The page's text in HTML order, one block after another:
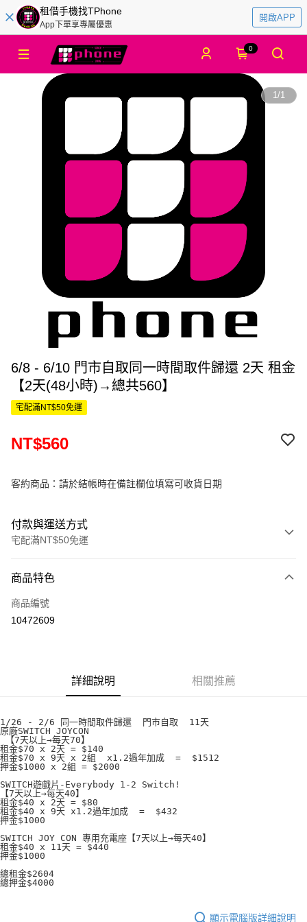
租借手機找TPhone
App下單享專屬優惠
開啟APP
0
1/1
6/8 - 6/10 門市自取同一時間取件歸還 2天 租金
【2天(48小時)→總共560】
宅配滿NT$50免運
NT$560
客約商品：請於結帳時在備註欄位填寫可收貨日期
付款與運送方式
宅配滿NT$50免運
信用卡一次付款
信用卡分期付款
上海商業儲蓄銀行
台北富邦商業銀行
國泰世華商業銀行
匯豐（台灣）商業銀行
華泰商業銀行
聯邦商業銀行
元大商業銀行
永豐商業銀行
玉山商業銀行
台新國際商業銀行
中國信託商業銀行
台灣樂天信用卡公司
合作金庫商業銀行
第一商業銀行
國泰世華商業銀行
兆豐國際商業銀行
臺灣中小企業銀行
匯豐（台灣）商業銀行
聯邦商業銀行
遠東國際商業銀行
玉山商業銀行
星展（台灣）商業銀行
台新國際商業銀行
台灣樂天信用卡公司
悠遊付
ATM付款
運送方式
無
商品特色
商品編號
10472609
詳細說明 相關推薦
1/26 - 2/6 同一時間取件歸還  門市自取  11天
原廠SWITCH JOYCON
【7天以上→每天70】
租金$70 x 2天 = $140
租金$70 x 9天 x 2組  x1.2過年加成  =  $1512
押金$1000 x 2組 = $2000
SWITCH遊戲片-Everybody 1-2 Switch!
【7天以上→每天40】
租金$40 x 2天 = $80
租金$40 x 9天 x1.2過年加成  =  $432
押金$1000
SWITCH JOY CON 專用充電座【7天以上→每天40】
租金$40 x 11天 = $440
押金$1000
總租金$2604
總押金$4000
顯示電腦版詳細說明